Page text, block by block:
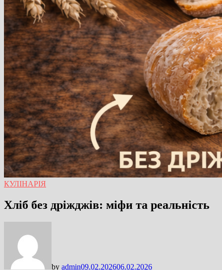
КУЛІНАРІЯ
Хліб без дріжджів: міфи та реальність
by admin09.02.202606.02.2026